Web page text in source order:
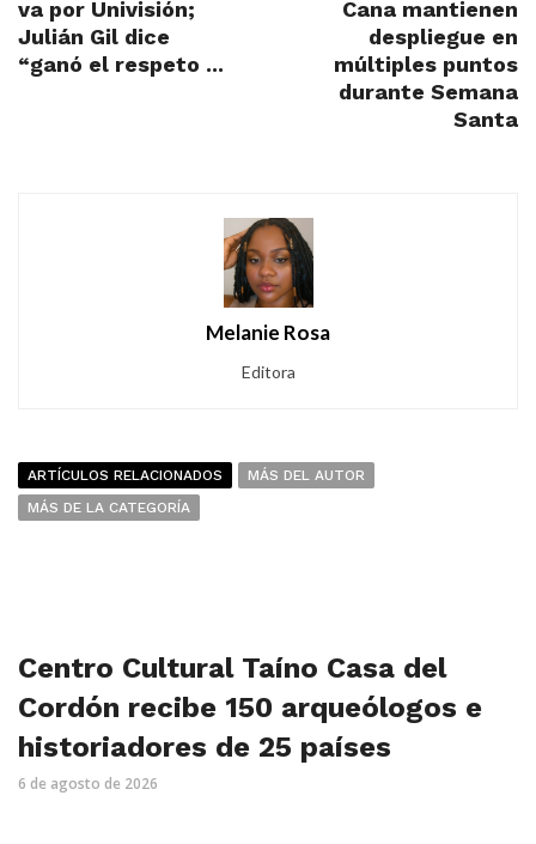
va por Univisión;
Julián Gil dice
“ganó el respeto ...
Cana mantienen
despliegue en
múltiples puntos
durante Semana
Santa
Melanie Rosa
Editora
ARTÍCULOS RELACIONADOS
MÁS DEL AUTOR
MÁS DE LA CATEGORÍA
Centro Cultural Taíno Casa del
Cordón recibe 150 arqueólogos e
historiadores de 25 países
6 de agosto de 2026